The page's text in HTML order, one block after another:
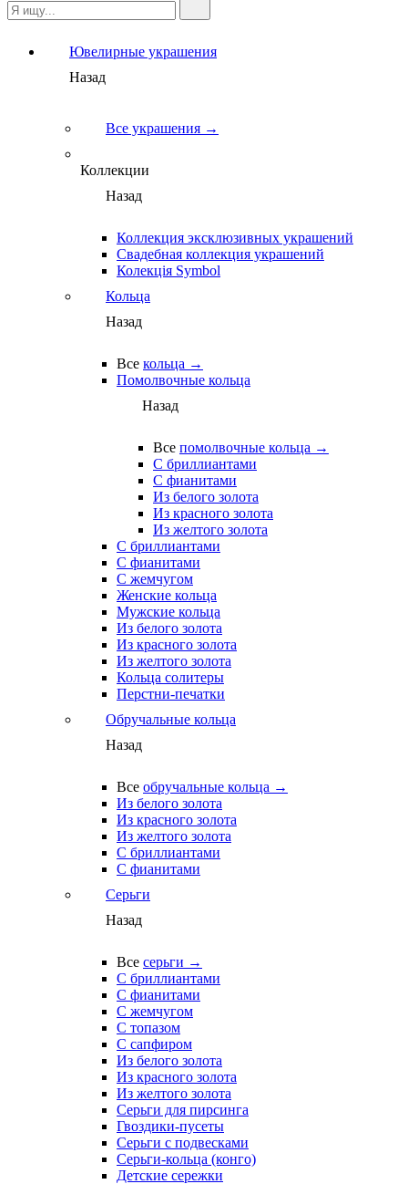
Ювелирные украшения
Назад
Все украшения →
Коллекции
Назад
Коллекция эксклюзивных украшений
Свадебная коллекция украшений
Колекція Symbol
Кольца
Назад
Все кольца →
Помолвочные кольца
Назад
Все помолвочные кольца →
С бриллиантами
С фианитами
Из белого золота
Из красного золота
Из желтого золота
С бриллиантами
С фианитами
С жемчугом
Женские кольца
Мужские кольца
Из белого золота
Из красного золота
Из желтого золота
Кольца солитеры
Перстни-печатки
Обручальные кольца
Назад
Все обручальные кольца →
Из белого золота
Из красного золота
Из желтого золота
С бриллиантами
С фианитами
Серьги
Назад
Все серьги →
С бриллиантами
С фианитами
С жемчугом
С топазом
С сапфиром
Из белого золота
Из красного золота
Из желтого золота
Серьги для пирсинга
Гвоздики-пусеты
Серьги с подвесками
Серьги-кольца (конго)
Детские сережки